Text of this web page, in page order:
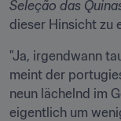
Seleção das
dieser Hinsicht zu
"Ja, irgendwann
meint der
neun lächelnd im
eigentlich um